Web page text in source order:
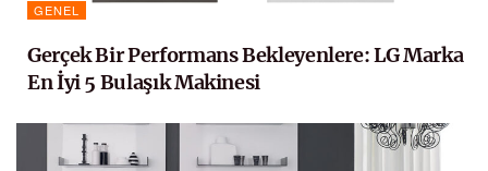
GENEL
Gerçek Bir Performans Bekleyenlere: LG Marka
En İyi 5 Bulaşık Makinesi